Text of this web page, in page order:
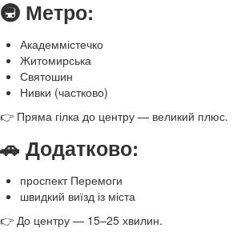
🚇 Метро:
Академмістечко
Житомирська
Святошин
Нивки (частково)
👉 Пряма гілка до центру — великий плюс.
🚗 Додатково:
проспект Перемоги
швидкий виїзд із міста
👉 До центру — 15–25 хвилин.